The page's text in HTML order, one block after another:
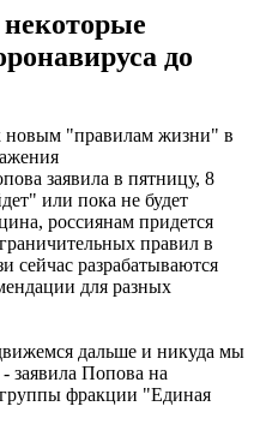
до
новым "правилам жизни" в
заявила в пятницу, 8
или пока не будет
россиянам придется
правил в
сейчас разрабатываются
для разных
дальше и никуда мы
заявила Попова на
фракции "Единая